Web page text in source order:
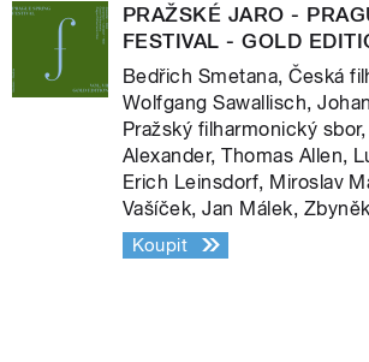
PRAŽSKÉ JARO -
FESTIVAL - GOLD
Bedřich Smetana, Česká
Wolfgang Sawallisch,
Pražský filharmonický
Alexander, Thomas Allen,
Erich Leinsdorf, Miroslav
Vašíček, Jan Málek,
Koupit